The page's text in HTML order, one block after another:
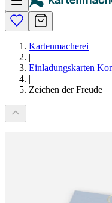
Kartenmacherei
|
Einladungskarten
|
Zeichen der Freude